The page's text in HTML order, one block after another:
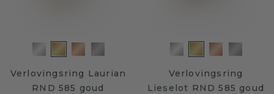
Verlovingsring Laurian
RND 585 goud
Verlovingsring
Lieselot RND 585 goud